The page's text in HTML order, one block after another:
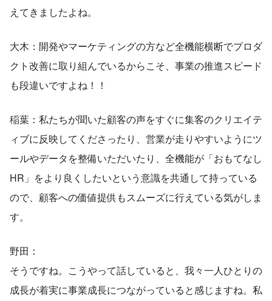
えてきましたよね。
大木：開発やマーケティングの方など全機能横断でプロダ
クト改善に取り組んでいるからこそ、事業の推進スピード
も段違いですよね！！
稲葉：私たちが聞いた顧客の声をすぐに集客のクリエイテ
ィブに反映してくださったり、営業が走りやすいようにツ
ールやデータを整備いただいたり、全機能が「おもてなし
HR」をより良くしたいという意識を共通して持っている
ので、顧客への価値提供もスムーズに行えている気がしま
す。
野田：
そうですね。こうやって話していると、我々一人ひとりの
成長が着実に事業成長につながっていると感じますね。私